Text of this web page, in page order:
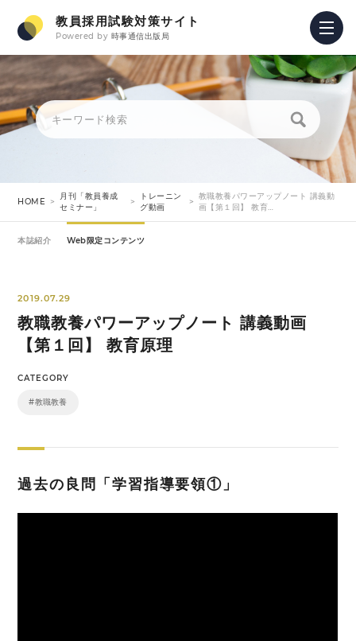
教員採用試験対策サイト
Powered by 時事通信出版局
HOME
月刊「教員養成
セミナー」
トレーニン
グ動画
教職教養パワーアップノート 講義動
画【第１回】 教育…
本誌紹介 Web限定コンテンツ
2019.07.29
教職教養パワーアップノート 講義動画
【第１回】 教育原理
CATEGORY
#教職教養
過去の良問「学習指導要領①」